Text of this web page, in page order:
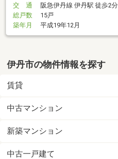
交 通
阪急伊丹線 伊丹駅 徒歩2分
総戸数
15戸
築年月
平成19年12月
伊丹市の物件情報を探す
賃貸
中古マンション
新築マンション
中古一戸建て